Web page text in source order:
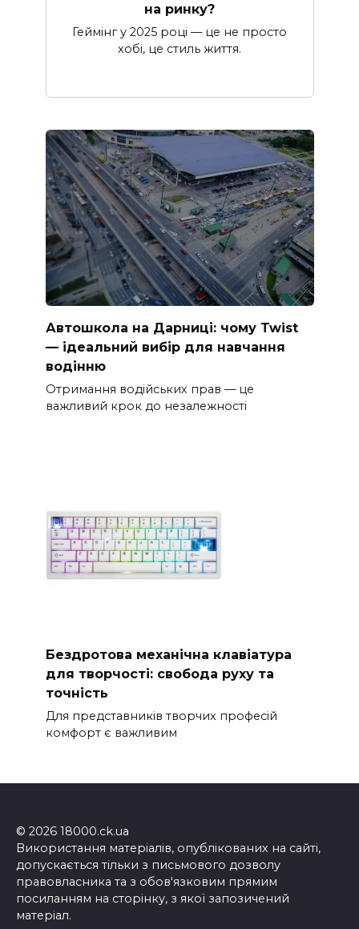
на ринку?
Геймінг у 2025 році — це не просто
хобі, це стиль життя.
Автошкола на Дарниці: чому Twist
— ідеальний вибір для навчання
водінню
Отримання водійських прав — це
важливий крок до незалежності
Бездротова механічна клавіатура
для творчості: свобода руху та
точність
Для представників творчих професій
комфорт є важливим
© 2026 18000.ck.ua
Використання матеріалів, опублікованих на сайті,
допускається тільки з письмового дозволу
правовласника та з обов'язковим прямим
посиланням на сторінку, з якої запозичений
матеріал.